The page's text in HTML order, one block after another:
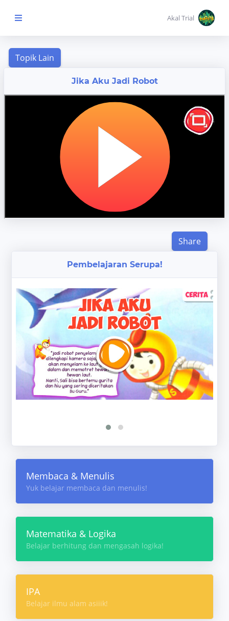
Beranda Anak
Akal Trial
Jika Aku Jadi Robot
Share
Pembelajaran Serupa!
Membaca & Menulis
Yuk belajar membaca dan menulis!
Matematika & Logika
Belajar berhitung dan mengasah logika!
IPA
Belajar ilmu alam asiiik!